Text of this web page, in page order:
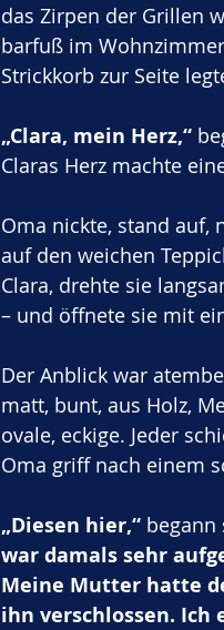
das Zirpen der Grillen
barfuß im
Strickkorb zur Seite
„Clara, mein Herz,“
Claras Herz machte
Oma nickte, stand auf,
auf den weichen
Clara, drehte sie
– und öffnete sie mit
Der Anblick war
matt, bunt, aus Holz,
ovale, eckige. Jeder
Oma griff nach einem
„Diesen hier,“ begann
war damals sehr
Meine Mutter hatte
ihn verschlossen.